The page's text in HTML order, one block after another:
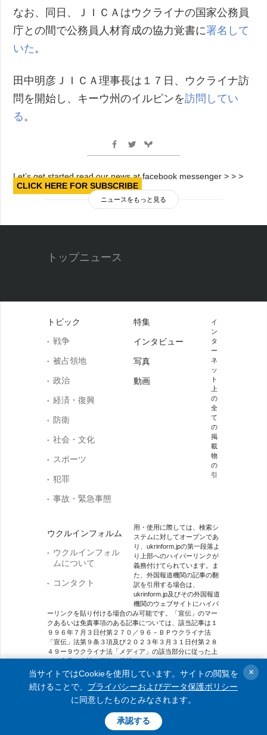
なお、同日、ＪＩＣＡはウクライナの国家公務員
庁との間で公務員人材育成の協力覚書に署名して
いた 。
田中明彦ＪＩＣＡ理事長は１７日、ウクライナ訪
問を開始し、キーウ州のイルピンを訪問してい
る 。
Let’s get started read our news at facebook messenger > > >
CLICK HERE FOR SUBSCRIBE
ニュースをもっと見る
トップニュース
トピック
戦争
被占領地
政治
経済・復興
防衛
社会・文化
スポーツ
犯罪
事故・緊急事態
ウクルインフォルム
ウクルインフォル
ムについて
コンタクト
特集
インタビュー
写真
動画
イ
ン
タ
ー
ネ
ッ
ト
上
の
全
て
の
掲
載
物
の
引
用・使用に際しては、検索シ
ステムに対してオープンであ
り、ukrinform.jpの第一段落よ
り上部へのハイパーリンクが
義務付けてられています。ま
た、外国報道機関の記事の翻
訳を引用する場合は、
ukrinform.jp及びその外国報道
機関のウェブサイトにハイパ
ーリンクを貼り付ける場合のみ可能です。「宣伝」のマー
クあるいは免責事項のある記事については、該当記事は１
９９６年７月３日付第２７０／９６－ＢＰウクライナ法
「宣伝」法第９条３項及び２０２３年３月３１日付第２８
４９ー９ウクライナ法「メディア」の該当部分に従った上
で、合意／会計を根拠に掲載されています。
オンラインメディア主体 メディア識別番号：R40-01421.
© 2015-2026 Ukrinform. All rights reserved.
当サイトではCookieを使用しています。サイトの閲覧を
続けることで、 プライバシーおよびデータ保護ポリシー
に同意したものとみなされます。
承認する
×